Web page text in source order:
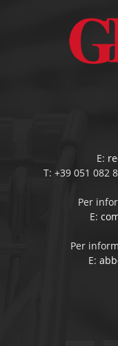
E:
T: +39 051 082
Per
E:
Per
E: